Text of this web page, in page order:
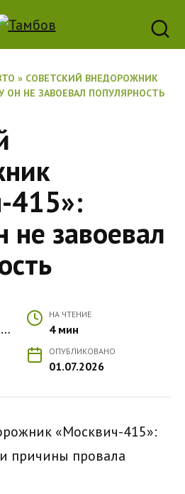
» СОВЕТСКИЙ ВНЕДОРОЖНИК
ОН НЕ ЗАВОЕВАЛ ПОПУЛЯРНОСТЬ
415»:
не завоевал
Елизавета Воронцова
НА ЧТЕНИЕ
4 мин
ОПУБЛИКОВАНО
01.07.2026